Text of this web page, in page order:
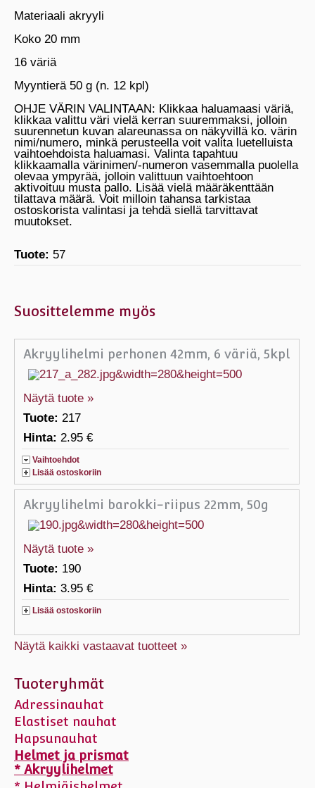
Materiaali akryyli
Koko 20 mm
16 väriä
Myyntierä 50 g (n. 12 kpl)
OHJE VÄRIN VALINTAAN: Klikkaa haluamaasi väriä,
klikkaa valittu väri vielä kerran suuremmaksi, jolloin
suurennetun kuvan alareunassa on näkyvillä ko. värin
nimi/numero, minkä perusteella voit valita luetelluista
vaihtoehdoista haluamasi. Valinta tapahtuu
klikkaamalla värinimen/-numeron vasemmalla puolella
olevaa ympyrää, jolloin valittuun vaihtoehtoon
aktivoituu musta pallo. Lisää vielä määräkenttään
tilattava määrä. Voit milloin tahansa tarkistaa
ostoskorista valintasi ja tehdä siellä tarvittavat
muutokset.
Tuote: 57
Suosittelemme myös
Akryylihelmi perhonen 42mm, 6 väriä, 5kpl
Näytä tuote »
Tuote: 217
Hinta: 2.95 €
Vaihtoehdot
Lisää ostoskoriin
Akryylihelmi barokki-riipus 22mm, 50g
Näytä tuote »
Tuote: 190
Hinta: 3.95 €
Lisää ostoskoriin
Näytä kaikki vastaavat tuotteet »
Tuoteryhmät
Adressinauhat
Elastiset nauhat
Hapsunauhat
Helmet ja prismat
* Akryylihelmet